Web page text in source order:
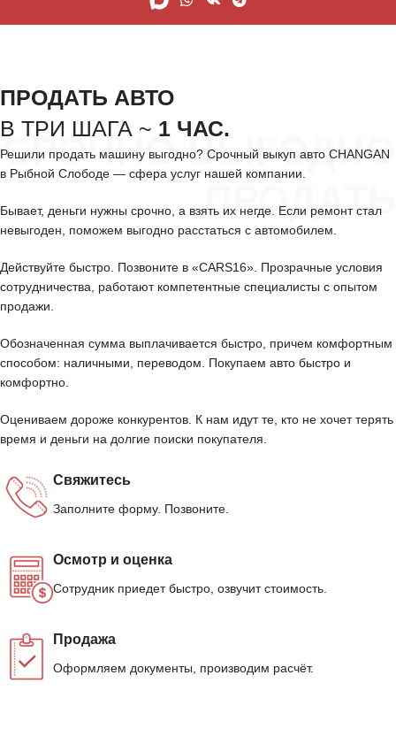
СРОЧНО ВЫГОДНО
ПРОДАТЬ
ПРОДАТЬ АВТО
В ТРИ ШАГА ~ 1 ЧАС.
Решили продать машину выгодно? Срочный выкуп авто CHANGAN
в Рыбной Слободе — сфера услуг нашей компании.
Бывает, деньги нужны срочно, а взять их негде. Если ремонт стал
невыгоден, поможем выгодно расстаться с автомобилем.
Действуйте быстро. Позвоните в «CARS16». Прозрачные условия
сотрудничества, работают компетентные специалисты с опытом
продажи.
Обозначенная сумма выплачивается быстро, причем комфортным
способом: наличными, переводом. Покупаем авто быстро и
комфортно.
Оцениваем дороже конкурентов. К нам идут те, кто не хочет терять
время и деньги на долгие поиски покупателя.
Свяжитесь
Заполните форму. Позвоните.
Осмотр и оценка
Сотрудник приедет быстро, озвучит стоимость.
Продажа
Оформляем документы, производим расчёт.